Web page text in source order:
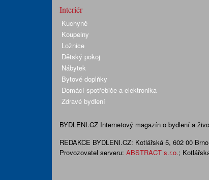
Interiér
Kuchyně
Koupelny
Ložnice
Dětský pokoj
Nábytek
Bytové doplňky
Domácí spotřebiče a elektronika
Zdravé bydlení
BYDLENI.CZ Internetový magazín o bydlení a
REDAKCE BYDLENI.CZ: Kotlářská 5, 602 00
Provozovatel serveru: ABSTRACT s.r.o.;